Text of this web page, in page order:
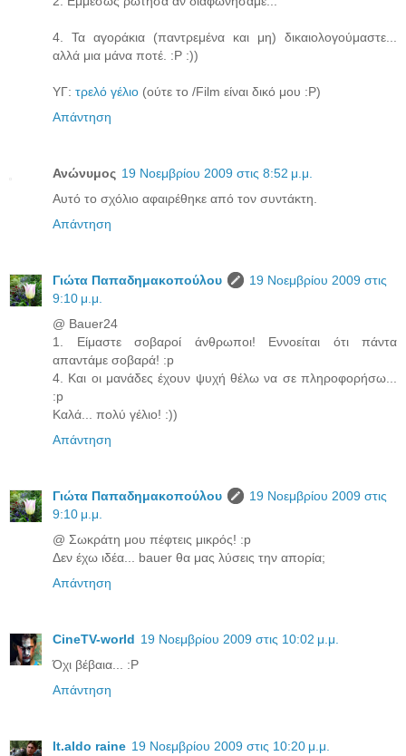
4. Τα αγοράκια (παντρεμένα και μη) δικαιολογούμαστε...
αλλά μια μάνα ποτέ. :P :))
ΥΓ: τρελό γέλιο (ούτε το /Film είναι δικό μου :P)
Απάντηση
Ανώνυμος 19 Νοεμβρίου 2009 στις 8:52 μ.μ.
Αυτό το σχόλιο αφαιρέθηκε από τον συντάκτη.
Απάντηση
Γιώτα Παπαδημακοπούλου
19 Νοεμβρίου 2009 στις
9:10 μ.μ.
@ Bauer24
1. Είμαστε σοβαροί άνθρωποι! Εννοείται ότι πάντα
απαντάμε σοβαρά! :p
4. Και οι μανάδες έχουν ψυχή θέλω να σε πληροφορήσω...
:p
Kαλά... πολύ γέλιο! :))
Απάντηση
Γιώτα Παπαδημακοπούλου
19 Νοεμβρίου 2009 στις
9:10 μ.μ.
@ Σωκράτη μου πέφτεις μικρός! :p
Δεν έχω ιδέα... bauer θα μας λύσεις την απορία;
Απάντηση
CineTV-world 19 Νοεμβρίου 2009 στις 10:02 μ.μ.
Όχι βέβαια... :P
Απάντηση
lt.aldo raine 19 Νοεμβρίου 2009 στις 10:20 μ.μ.